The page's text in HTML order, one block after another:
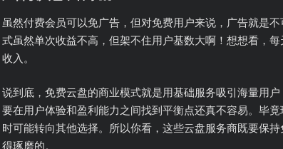
虽然付费会员可以免广告，但对免费用户来说，广告就是
式虽然单次收益不高，但架不住用户基数大啊！想想看，
收入。
说到底，免费云盘的商业模式就是用基础服务吸引海量用
要在用户体验和盈利能力之间找到平衡点还真不容易。毕
时可能转向其他选择。所以你看，这些云盘服务商既要保
得琢磨的。